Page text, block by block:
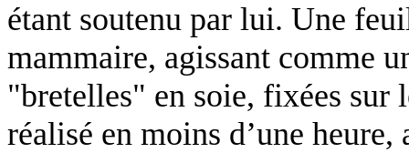
étant soutenu par lui. Une
mammaire, agissant comme
"bretelles" en soie, fixées sur
réalisé en moins d’une